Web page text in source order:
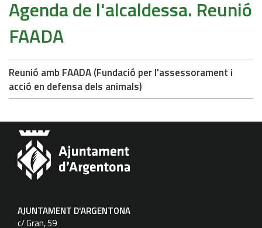
Agenda de l'alcaldessa. Reunió
FAADA
Reunió amb FAADA (Fundació per l'assessorament i
acció en defensa dels animals)
AJUNTAMENT D'ARGENTONA
c/ Gran, 59